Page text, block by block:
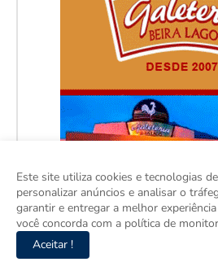
Este site utiliza cookies e tecnologias
personalizar anúncios e analisar o
garantir e entregar a melhor
você concorda com a política de
Aceitar !